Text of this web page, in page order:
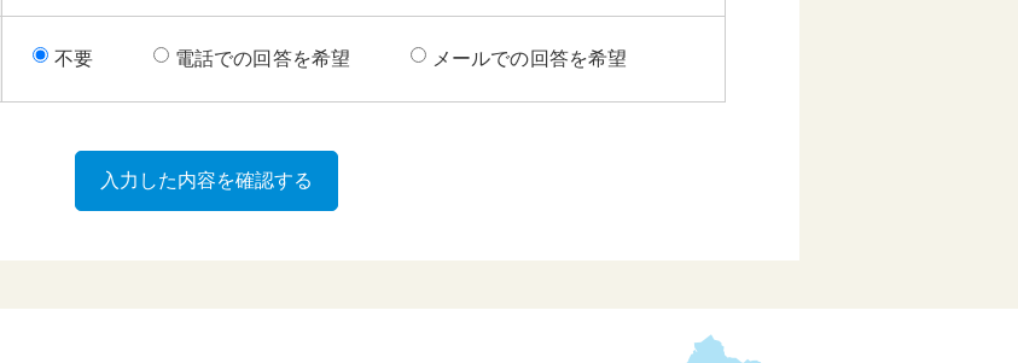
不要 電話での回答を希望 メールでの回答を希望